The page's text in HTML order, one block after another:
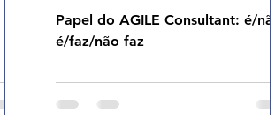
é/faz/não faz SEG
25.08.24 07h31
Papel do AGILE Consultant: é/não
é/faz/não faz